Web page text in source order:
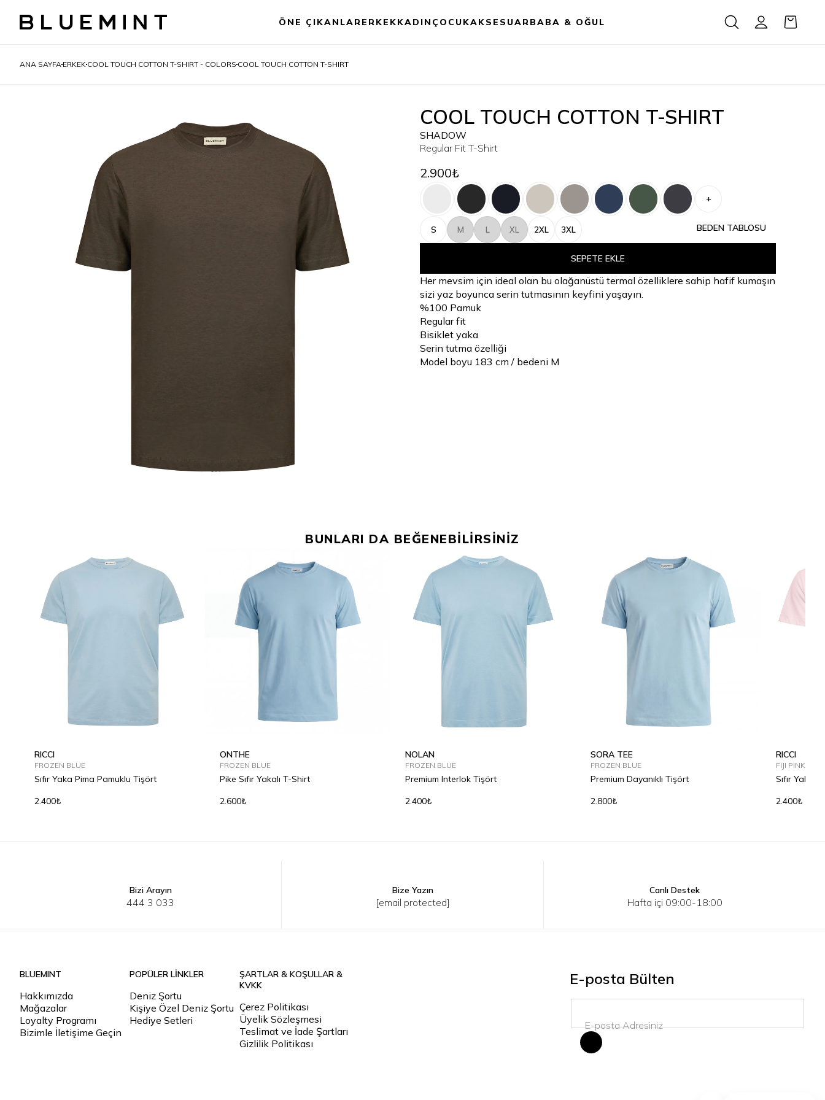
ÖNE ÇIKANLAR ERKEKKADIN ÇOCUKAKSESUAR BABA & OĞUL
ANA SAYFA ERKEK COOL TOUCH COTTON T-SHIRT - COLORS COOL TOUCH COTTON T-SHIRT
COOL TOUCH COTTON T-SHIRT
SHADOW
Regular Fit T-Shirt
2.900₺
+
S M L XL 2XL 3XL BEDEN TABLOSU
SEPETE EKLE
Her mevsim için ideal olan bu olağanüstü termal özelliklere sahip hafif kumaşın
sizi yaz boyunca serin tutmasının keyfini yaşayın.
%100 Pamuk
Regular fit
Bisiklet yaka
Serin tutma özelliği
Model boyu 183 cm / bedeni M
BUNLARI DA BEĞENEBİLİRSİNİZ
2XL 3XL
RICCI
FROZEN BLUE
Sıfır Yaka Pima Pamuklu Tişört
2.400₺
ONTHE
FROZEN BLUE
Pike Sıfır Yakalı T-Shirt
2.600₺
XS
NOLAN
FROZEN BLUE
Premium Interlok Tişört
2.400₺
L XL 2XL
SORA TEE
FROZEN BLUE
Premium Dayanıklı Tişört
2.800₺
RICCI
FIJI PINK
Sıfır Yaka
2.400₺
Bizi Arayın
444 3 033
Bize Yazın
[email protected]
Canlı Destek
Hafta içi 09:00-18:00
BLUEMINT
Hakkımızda
Mağazalar
Loyalty Programı
Bizimle İletişime Geçin
POPÜLER LİNKLER
Deniz Şortu
Kişiye Özel Deniz Şortu
Hediye Setleri
ŞARTLAR & KOŞULLAR &
KVKK
Çerez Politikası
Üyelik Sözleşmesi
Teslimat ve İade Şartları
Gizlilik Politikası
E-posta Bülten